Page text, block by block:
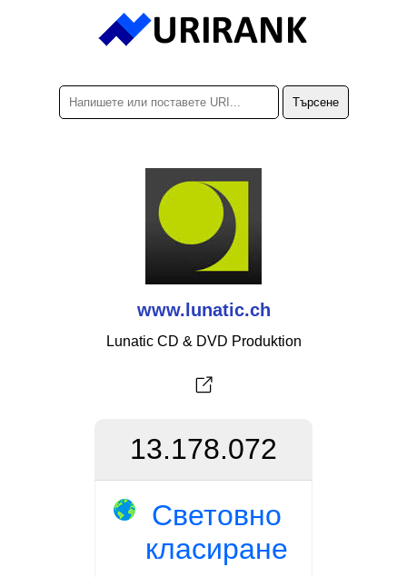
www.lunatic.ch
Lunatic CD & DVD Produktion
13.178.072
Световно
класиране